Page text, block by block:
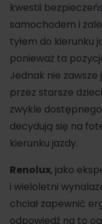
kwestii
samochodem i
tyłem do kierunku
ponieważ ta
Jednak nie
przez starsze
zwykle
decydują się na
kierunku jazdy.
Renolux, jako
i wieloletni
chciał zapewnić
odpowiedź na to